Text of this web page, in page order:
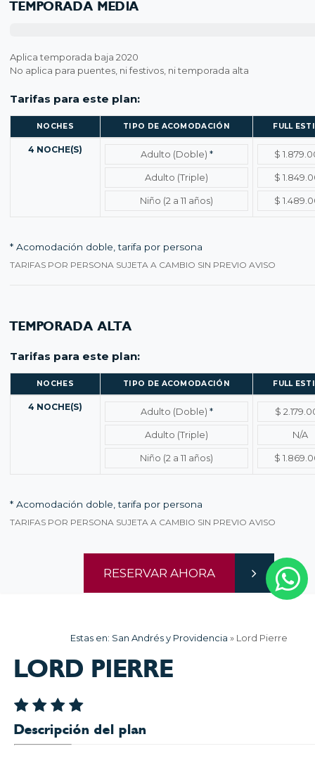
Estas en: San Andrés y Providencia » Lord Pierre
LORD PIERRE
Descripción del plan
TEMPORADA MEDIA
Aplica temporada baja 2020
No aplica para puentes, ni festivos, ni temporada alta
Tarifas para este plan:
Temporada media – Tarifas por noches y tipo de acomodación
NOCHES TIPO DE ACOMODACIÓN FULL
4 NOCHE(S) Adulto (Doble) *
Adulto (Triple)
Niño (2 a 11 años)
$
$
$
* Acomodación doble, tarifa por persona
TARIFAS POR PERSONA SUJETA A CAMBIO SIN PREVIO AVISO
TEMPORADA ALTA
Tarifas para este plan:
Temporada alta – Tarifas por noches y tipo de acomodación
NOCHES TIPO DE ACOMODACIÓN FULL
4 NOCHE(S) Adulto (Doble) *
Adulto (Triple)
Niño (2 a 11 años)
$
N/A
$
* Acomodación doble, tarifa por persona
TARIFAS POR PERSONA SUJETA A CAMBIO SIN PREVIO AVISO
RESERVAR AHORA